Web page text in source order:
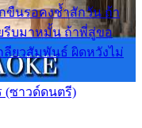
ขืนรอคงช้ำสักวัน ถ้า
รีบมาหมั้น ถ้าพี่สู่ขอ
ลียวสัมพันธ์ ผิดหวังไม่
(ซาวด์ดนตรี)